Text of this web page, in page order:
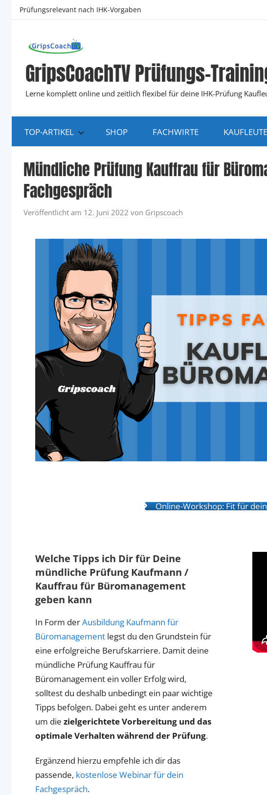
Zum
Prüfungsrelevant nach IHK-Vorgaben
GripsCoachTV Prüfungs-
Lerne komplett online und zeitlich flexibel für deine IHK-Prüfung
TOP-ARTIKEL SHOP FACHWIRTE
Mündliche Prüfung Kauffrau für
Fachgespräch
Veröffentlicht am 12. Juni 2022 von Gripscoach
Online-Workshop: Fit für
Welche Tipps ich Dir für Deine
mündliche Prüfung Kaufmann /
Kauffrau für Büromanagement
geben kann
In Form derAusbildung Kaufmann für
Büromanagement legst du den Grundstein für
eine erfolgreiche Berufskarriere. Damit deine
mündliche Prüfung Kauffrau für
Büromanagement ein voller Erfolg wird,
solltest du deshalb unbedingt ein paar wichtige
Tipps befolgen. Dabei geht es unter anderem
um die zielgerichtete Vorbereitung und das
optimale Verhalten während der Prüfung.
Ergänzend hierzu empfehle ich dir das
passende, kostenlose Webinar für dein
Fachgespräch.